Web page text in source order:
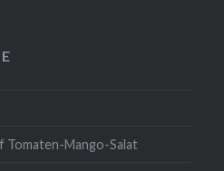
Tomaten-Mango-Salat